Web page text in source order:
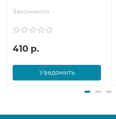
Закончился
410 р.
Уведомить